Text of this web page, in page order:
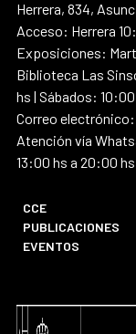
Herrera, 834,
Acceso: Herrera
Exposiciones:
Biblioteca Las
hs | Sábados:
Correo
Atención vía
13:00 hs a 20:00 hs
CCE
PUBLICACIONES
EVENTOS